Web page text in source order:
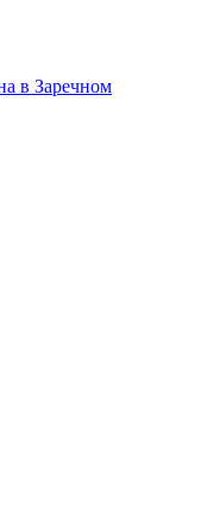
в Заречном